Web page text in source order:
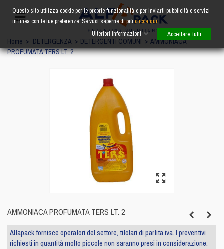
Home > DETERGENZA > DETERGENTI COMUNI > AMMONIACA
PROFUMATA TERS LT. 2
AMMONIACA PROFUMATA TERS LT. 2
Alfapack fornisce operatori del settore, titolari di partita iva. I preventivi
richiesti in quantità molto piccole non saranno presi in considerazione.
Questo sito utilizza cookie per le proprie funzionalità e per inviarti pubblicità e servizi
in linea con le tue preferenze. Se vuoi saperne di più clicca qui.
Ulteriori informazioni
Accettare tutti